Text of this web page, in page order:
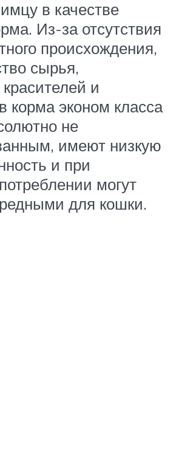
в качестве
Из-за отсутствия
происхождения,
сырья,
и
корма эконом класса
не
имеют низкую
и при
могут
для кошки.